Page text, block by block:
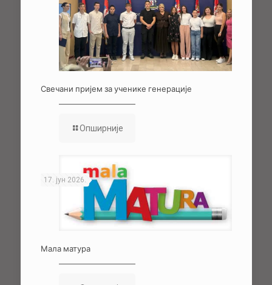
Свечани пријем за ученике генерације
Опширније
17. јун 2026.
Мала матура